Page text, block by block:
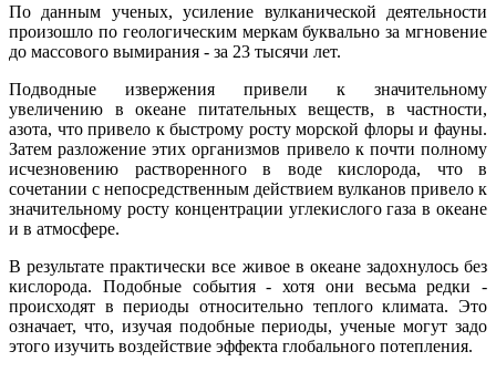
По данным ученых, усиление вулканической деятельности
произошло по геологическим меркам буквально за мгновение
до массового вымирания - за 23 тысячи лет.
Подводные извержения привели к значительному
увеличению в океане питательных веществ, в частности,
азота, что привело к быстрому росту морской флоры и фауны.
Затем разложение этих организмов привело к почти полному
исчезновению растворенного в воде кислорода, что в
сочетании с непосредственным действием вулканов привело к
значительному росту концентрации углекислого газа в океане
и в атмосфере.
В результате практически все живое в океане задохнулось без
кислорода. Подобные события - хотя они весьма редки -
происходят в периоды относительно теплого климата. Это
означает, что, изучая подобные периоды, ученые могут задо
этого изучить воздействие эффекта глобального потепления.